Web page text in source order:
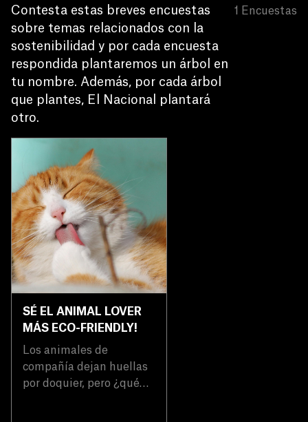
Contesta estas breves encuestas
sobre temas relacionados con la
sostenibilidad y por cada encuesta
respondida plantaremos un árbol en
tu nombre. Además, por cada árbol
que plantes, El Nacional plantará
otro.
1 Encuestas
SÉ EL ANIMAL LOVER
MÁS ECO-FRIENDLY!
Los animales de
compañía dejan huellas
por doquier, pero ¿qué